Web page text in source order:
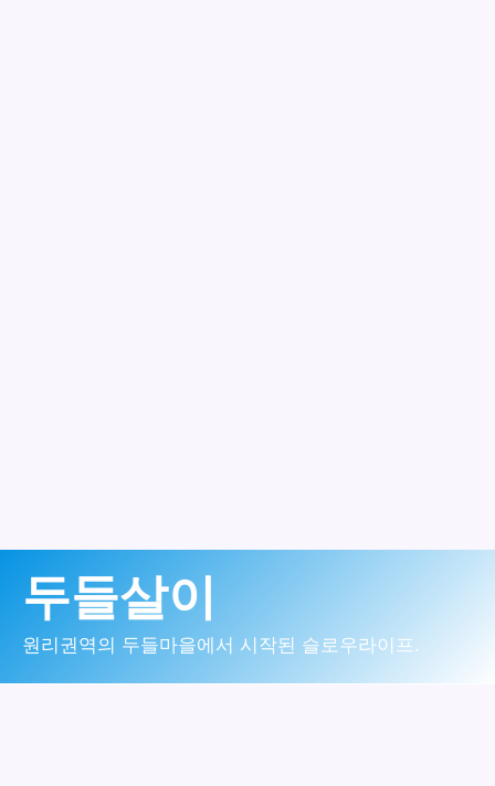
로
두들살이
원리권역의 두들마을에서 시작된 슬로우라이프.